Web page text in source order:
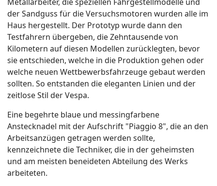
der Sandguss für die Versuchsmotoren wurden alle im
Haus hergestellt. Der Prototyp wurde dann den
Testfahrern übergeben, die Zehntausende von
Kilometern auf diesen Modellen zurücklegten, bevor
sie entschieden, welche in die Produktion gehen oder
welche neuen Wettbewerbsfahrzeuge gebaut werden
sollten. So entstanden die eleganten Linien und der
zeitlose Stil der Vespa.
Eine begehrte blaue und messingfarbene
Anstecknadel mit der Aufschrift "Piaggio 8", die an den
Arbeitsanzügen getragen werden sollte,
kennzeichnete die Techniker, die in der geheimsten
und am meisten beneideten Abteilung des Werks
arbeiteten.